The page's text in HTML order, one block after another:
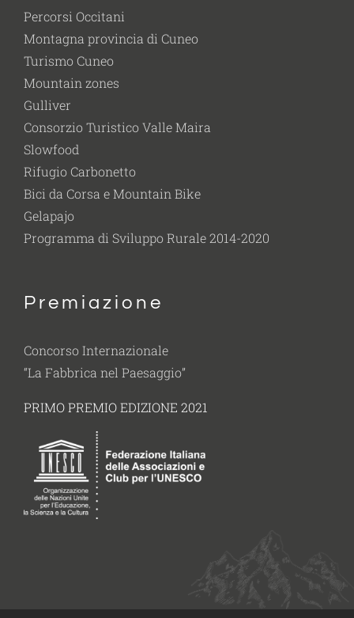
Percorsi Occitani
Montagna provincia di Cuneo
Turismo Cuneo
Mountain zones
Gulliver
Consorzio Turistico Valle Maira
Slowfood
Rifugio Carbonetto
Bici da Corsa e Mountain Bike
Gelapajo
Programma di Sviluppo Rurale 2014-2020
Premiazione
Concorso Internazionale
“La Fabbrica nel Paesaggio”
PRIMO PREMIO EDIZIONE 2021